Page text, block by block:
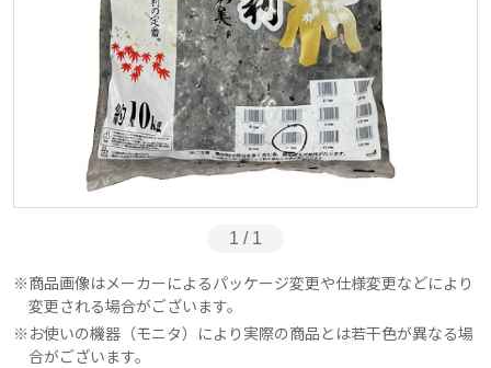
1 / 1
商品画像はメーカーによるパッケージ変更や仕様変更などにより
変更される場合がございます。
お使いの機器（モニタ）により実際の商品とは若干色が異なる場
合がございます。